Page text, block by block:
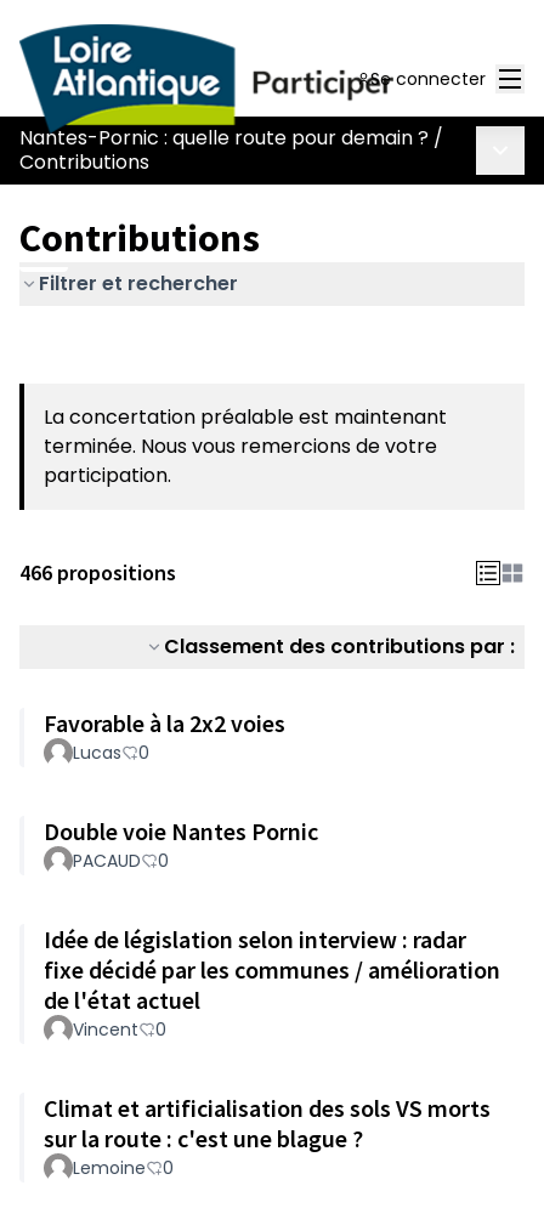
Se connecter
Nantes-Pornic : quelle route pour demain ? /
Contributions
Contributions
Filtrer et rechercher
La concertation préalable est maintenant
terminée. Nous vous remercions de votre
participation.
466 propositions
Classement des contributions par :
Favorable à la 2x2 voies
Lucas 0
Double voie Nantes Pornic
PACAUD 0
Idée de législation selon interview : radar
fixe décidé par les communes / amélioration
de l'état actuel
Vincent 0
Climat et artificialisation des sols VS morts
sur la route : c'est une blague ?
Lemoine 0